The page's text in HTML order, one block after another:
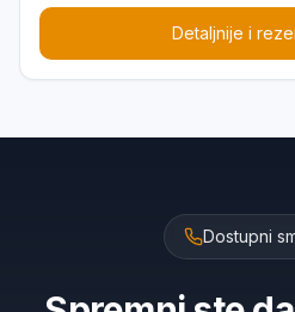
Detaljnije i
Dostupni